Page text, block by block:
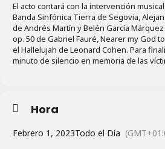
El acto contará con la intervención
Banda Sinfónica Tierra de Segovia,
de Andrés Martín y Belén García
op. 50 de Gabriel Fauré, Nearer my God
el Hallelujah de Leonard Cohen. Para
minuto de silencio en memoria de las
Hora
Febrero 1, 2023Todo el Día